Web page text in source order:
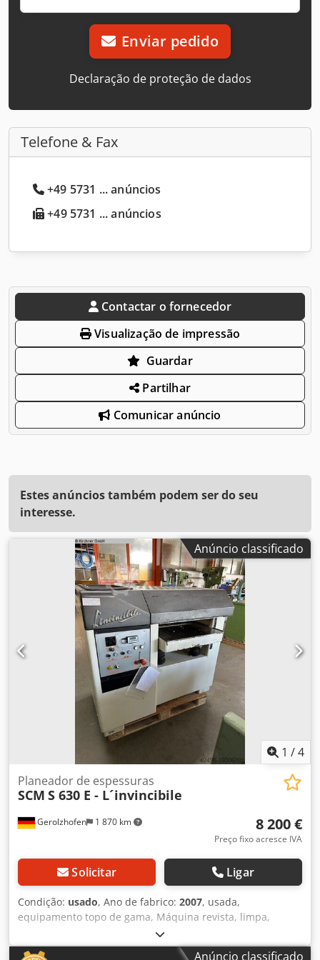
Enviar pedido
Declaração de proteção de dados
Telefone & Fax
+49 5731 ... anúncios
+49 5731 ... anúncios
Contactar o fornecedor
Visualização de impressão
Guardar
Partilhar
Comunicar anúncio
Estes anúncios também podem ser do seu
interesse.
Anúncio classificado
1 /4
Gerolzhofen 1 870 km
Planeador de espessuras
SCM S 630 E - L´invincibile
8 200 €
Preço fixo acresce IVA
Solicitar Ligar
Condição: usado, Ano de fabrico: 2007, usada,
equipamento topo de gama, Máquina revista, limpa,
completamente ajustada Teste de planificação possível
com eixo de faca Tersa grande altura de aplainamento
Anúncio classificado